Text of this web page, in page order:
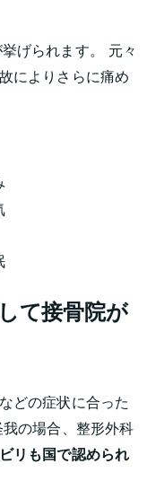
げられます。 元々
によりさらに痛め
て接骨院が
どの症状に合った
の場合、整形外科
リも国で認められ